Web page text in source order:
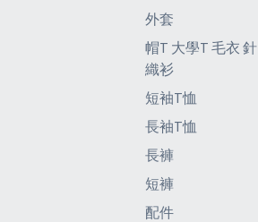
外套
帽T 大學T 毛衣 針
織衫
短袖T恤
長袖T恤
長褲
短褲
配件